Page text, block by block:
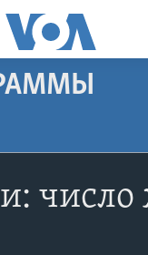
число